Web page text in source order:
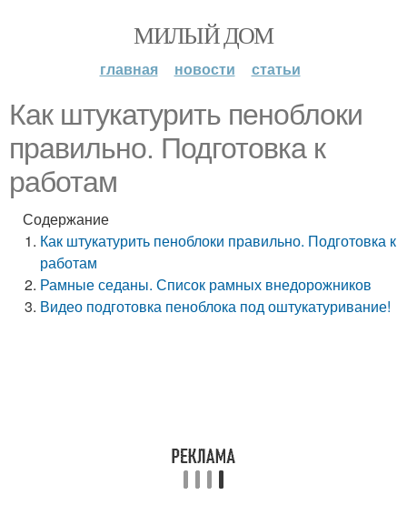
МИЛЫЙ ДОМ
главная новости статьи
Как штукатурить пеноблоки
правильно. Подготовка к
работам
Содержание
Как штукатурить пеноблоки правильно. Подготовка к
работам
Рамные седаны. Список рамных внедорожников
Видео подготовка пеноблока под оштукатуривание!